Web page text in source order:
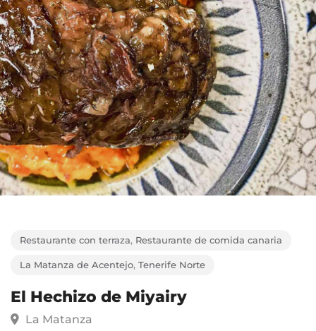
Restaurante con terraza
La Matanza de Acentejo,Tenerife Norte